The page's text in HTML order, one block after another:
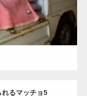
るマッチョ5